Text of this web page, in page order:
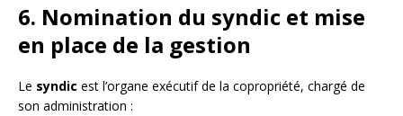
6. Nomination du syndic et mise
en place de la gestion
Le syndic est l’organe exécutif de la copropriété, chargé de
son administration :